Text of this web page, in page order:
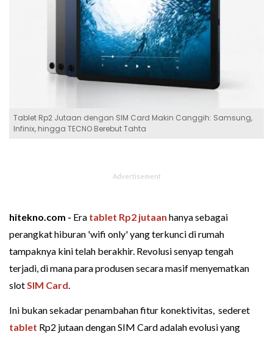
Tablet Rp2 Jutaan dengan SIM Card Makin Canggih: Samsung,
Infinix, hingga TECNO Berebut Tahta
hitekno.com - Era tablet Rp2 jutaan hanya sebagai
perangkat hiburan 'wifi only' yang terkunci di rumah
tampaknya kini telah berakhir. Revolusi senyap tengah
terjadi, di mana para produsen secara masif menyematkan
slotSIM Card.
Ini bukan sekadar penambahan fitur konektivitas, sederet
tablet Rp2 jutaan dengan SIM Card adalah evolusi yang